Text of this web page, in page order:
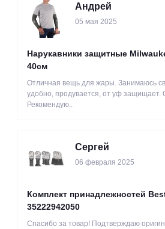
Андрей
05 мая 2025
Нарукавники защитные
40см
Отличная вещь для жары. Занимаюсь
удобно, продувается, от уф защищает.
Рекомендую..
Сергей
06 февраля 2025
Комплект принадлежностей
35222942050
Спасибо за товар! Подтверждаю